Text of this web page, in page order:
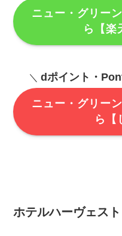
ニュー・グリー
ら【楽
＼ dポイント・
ニュー・グリー
ら【
ホテルハーヴェス